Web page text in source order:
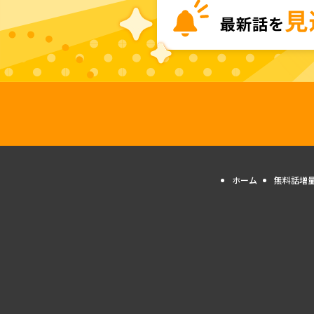
ホーム 無料話増